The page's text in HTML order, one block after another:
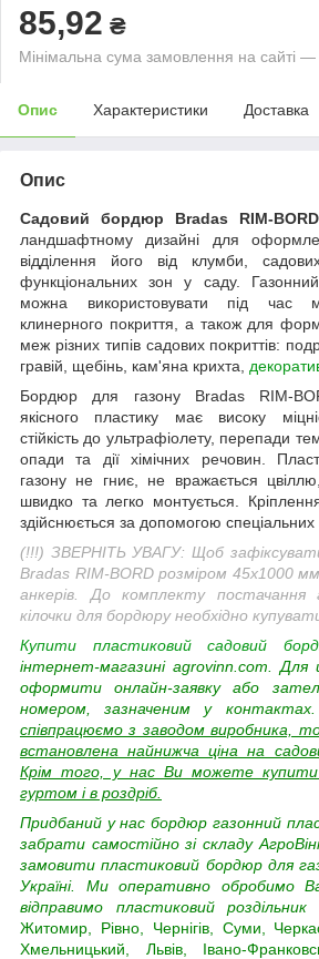
85,92 ₴
Мінімальна сума замовлення на сайті
Опис Характеристики Доставка
Опис
Садовий бордюр Bradas RIM-
ландшафтному дизайні для
відділення його від клумби,
функціональних зон у саду.
можна використовувати під час
клинерного покриття, а також для
меж різних типів садових покриттів:
гравій, щебінь, кам'яна крихта,
Бордюр для газону Bradas RIM-
якісного пластику
має високу
стійкість до ультрафіолету, перепади
опади та дії хімічних речовин.
газону не гниє, не вражається
швидко та легко монтується.
здійснюється за допомогою спеціальних
(!!!) ЗВЕРНІТЬ УВАГУ: Щоб
Bradas RIM-BORD розміром 45х1000
анкерів. До комплекту постачання
кілочки для бордюру необхідно
Купити пластиковий садовий
інтернет-магазині agrovinn.com. Для
оформити онлайн-заявку або
номером, зазначеним у контактах.
співпрацюємо з заводом виробника,
встановлена найнижча ціна на
Крім того, у нас Ви можете
гуртом і в роздріб.
Придбаний у нас бордюр газонний
забрати самостійно зі складу
замовити пластиковий бордюр для
Україні. Ми оперативно обробимо
відправимо пластиковий
Житомир, Рівно, Чернігів, Суми,
Хмельницький, Львів, Івано-